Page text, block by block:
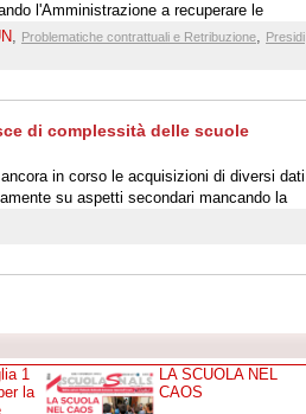
l'Amministrazione a recuperare le
, Problematiche contrattuali e Retribuzione, Presidi
di complessità delle scuole
in corso le acquisizioni di diversi dati
su aspetti secondari mancando la
1
la
LA SCUOLA NEL
CAOS